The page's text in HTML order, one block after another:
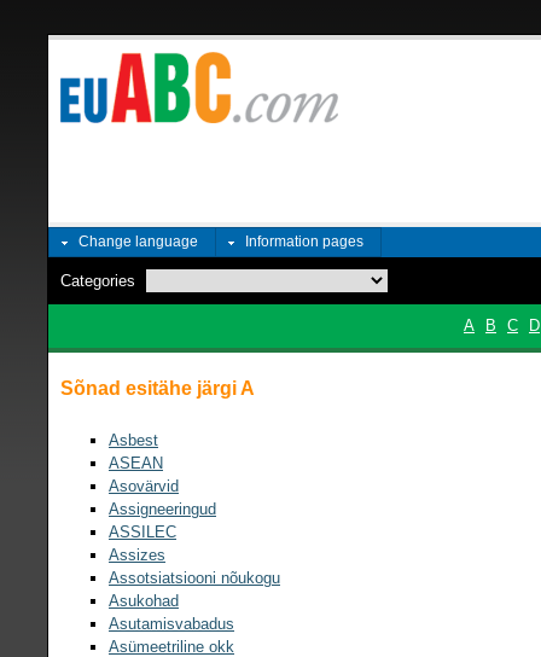
Change language Information pages
Categories
A B C D
Sõnad esitähe järgi A
Asbest
ASEAN
Asovärvid
Assigneeringud
ASSILEC
Assizes
Assotsiatsiooni nõukogu
Asukohad
Asutamisvabadus
Asümeetriline okk